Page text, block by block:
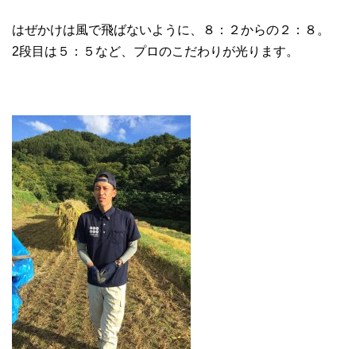
はぜかけは風で飛ばないように、８：２からの２：８。
2段目は５：５など、プロのこだわりが光ります。